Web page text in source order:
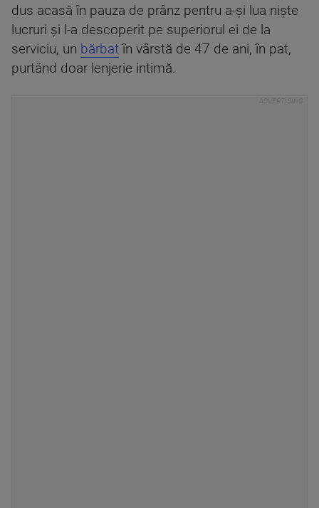
dus acasă în pauza de prânz pentru a-și lua niște
lucruri și l-a descoperit pe superiorul ei de la
serviciu, un bărbatîn vârstă de 47 de ani, în pat,
purtând doar lenjerie intimă.